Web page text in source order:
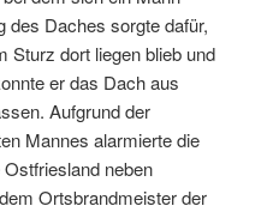
des Daches sorgte dafür,
Sturz dort liegen blieb und
er das Dach aus
Aufgrund der
Mannes alarmierte die
neben
Ortsbrandmeister der